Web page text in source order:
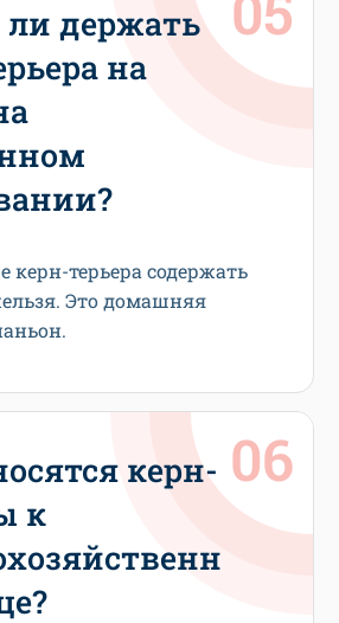
держать
на
керн-терьера содержать
Это домашняя
керн-
к